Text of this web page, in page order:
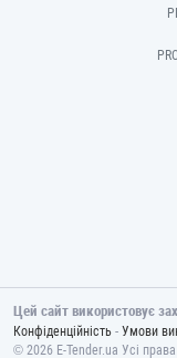
Цей сайт використовує
Конфіденційність - Умови
© 2026 E-Tender.ua Усі